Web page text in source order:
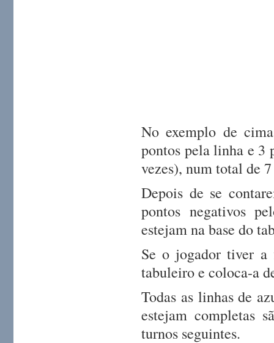
No exemplo de
pontos pela linha e 3
vezes), num total de
Depois de se
pontos negativos
estejam na base do
Se o jogador tiver a
tabuleiro e coloca-a
Todas as linhas de
estejam completas
turnos seguintes.